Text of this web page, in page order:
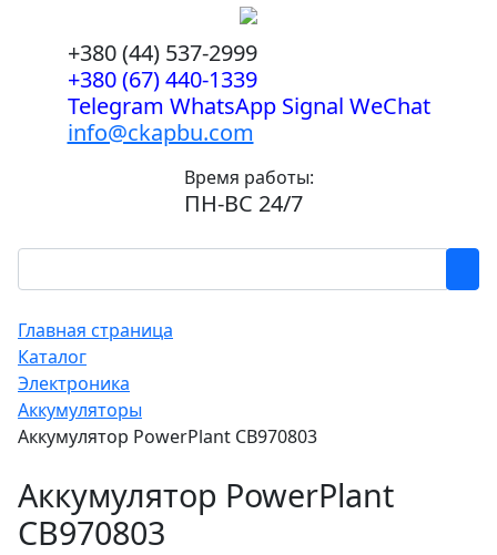
+380 (44) 537-2999
+380 (67) 440-1339
Telegram WhatsApp Signal WeChat
info@ckapbu.com
Время работы:
ПН-ВС 24/7
Главная страница
Каталог
Электроника
Аккумуляторы
Аккумулятор PowerPlant CB970803
Аккумулятор PowerPlant
CB970803